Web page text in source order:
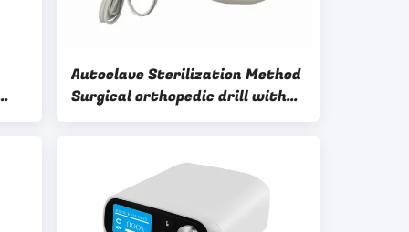
Autoclave Sterilization Method
Surgical orthopedic drill with
Charger Accessory